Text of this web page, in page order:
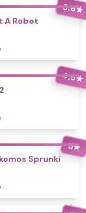
3.6★
A Robot
4.5★
5★
Sprunki